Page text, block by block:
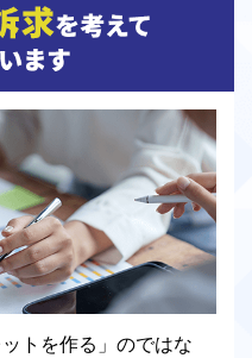
トを作る」のではな